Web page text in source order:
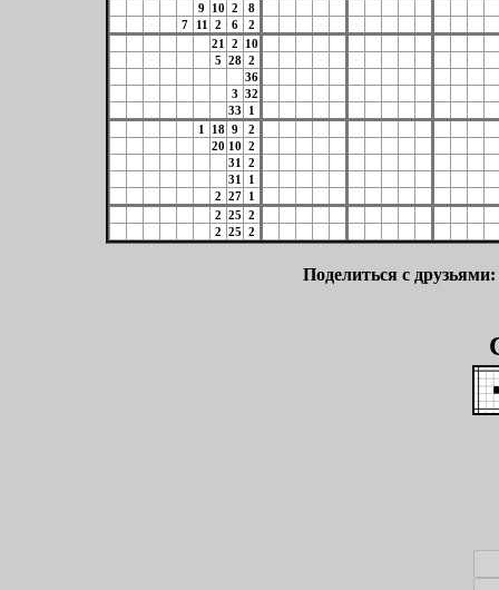
9
10 2
8
7
11 2 6
2
21
2
10
5 28 2
36
3 32
33
1
1
18 9
2
20 10 2
31
2
31
1
2 27 1
2 25 2
2 25 2
Поделиться с друзьями: